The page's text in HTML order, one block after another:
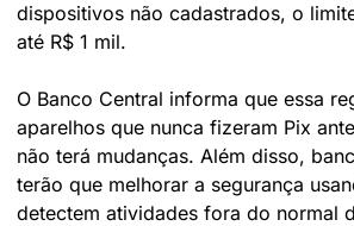
dispositivos não cadastrados, o
até R$ 1 mil.
O Banco Central informa que essa
aparelhos que nunca fizeram Pix
não terá mudanças. Além disso,
terão que melhorar a segurança
detectem atividades fora do normal